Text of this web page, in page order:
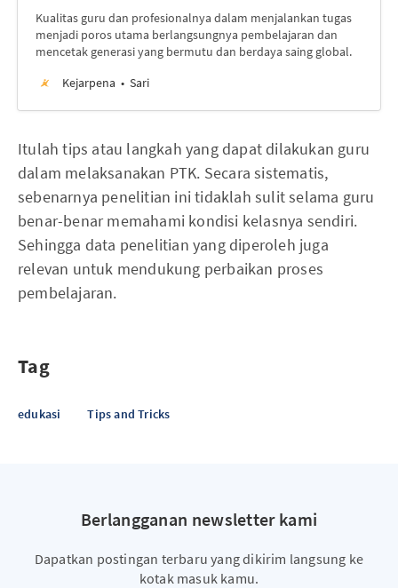
Kualitas guru dan profesionalnya dalam menjalankan tugas
menjadi poros utama berlangsungnya pembelajaran dan
mencetak generasi yang bermutu dan berdaya saing global.
Kejarpena
Sari
Itulah tips atau langkah yang dapat dilakukan guru
dalam melaksanakan PTK. Secara sistematis,
sebenarnya penelitian ini tidaklah sulit selama guru
benar-benar memahami kondisi kelasnya sendiri.
Sehingga data penelitian yang diperoleh juga
relevan untuk mendukung perbaikan proses
pembelajaran.
Tag
edukasi Tips and Tricks
Berlangganan newsletter kami
Dapatkan postingan terbaru yang dikirim langsung ke
kotak masuk kamu.